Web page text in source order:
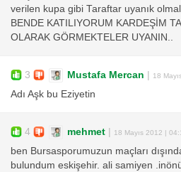
verilen kupa gibi Taraftar uyanık
BENDE KATILIYORUM KARDEŞİM
OLARAK GÖRMEKTELER UYANIN..
3 Mustafa Mercan | 18
Adı Aşk bu Eziyetin
4 mehmet | 18 Mayıs 2012 |
ben Bursasporumuzun maçları
bulundum eskişehir. ali samiyen